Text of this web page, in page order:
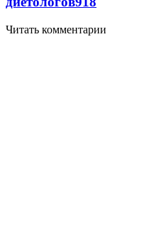
Читать комментарии